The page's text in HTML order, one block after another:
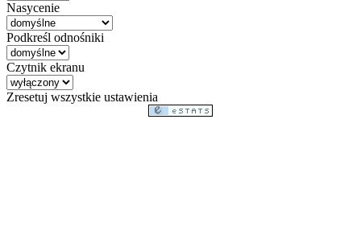
Nasycenie
Podkreśl odnośniki
Czytnik ekranu
Zresetuj wszystkie ustawienia